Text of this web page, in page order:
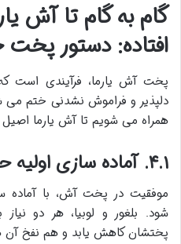
گام به گام تا آش
افتاده: دستور پخت
پخت آش یارما، فرآیندی است
دلپذیر و فراموش نشدنی ختم می
همراه می شویم تا آش یارما اصیل
۴.۱. آماده سازی اولیه حبوبات و بلغور
موفقیت در پخت آش، با آماده
شود. بلغور و لوبیا، هر دو
پختشان کاهش یابد و هم نفخ آن